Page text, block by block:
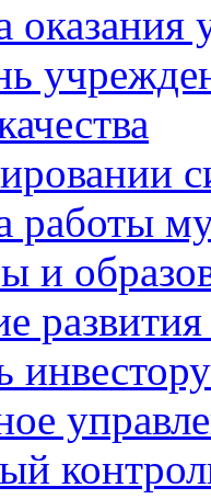
оказания
работы
и